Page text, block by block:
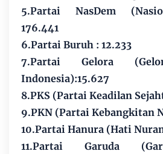
5.Partai NasDem
176.441
6.Partai Buruh : 12.233
7.Partai Gelora
Indonesia):15.627
8.PKS (Partai Keadilan
9.PKN (Partai Kebangkitan
10.Partai Hanura (Hati
11.Partai Garuda